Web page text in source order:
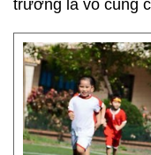
trường là vô cùng